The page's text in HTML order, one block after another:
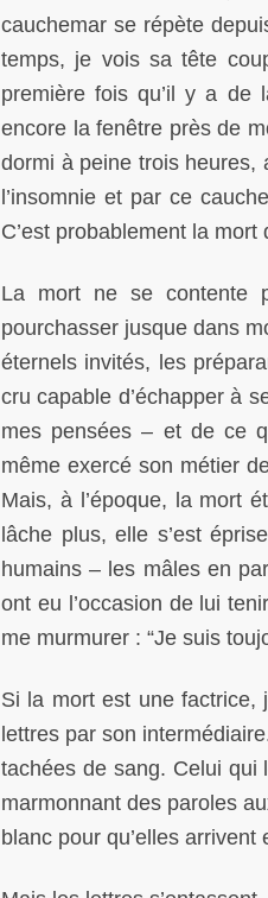
cauchemar se répète
temps, je vois sa tête
première fois qu’il y a de
encore la fenêtre près de
dormi à peine trois heures,
l’insomnie et par ce
C’est probablement la mort
La mort ne se contente
pourchasser jusque dans
éternels invités, les
cru capable d’échapper à
mes pensées – et de ce
même exercé son métier
Mais, à l’époque, la mort
lâche plus, elle s’est
humains – les mâles en
ont eu l’occasion de lui
me murmurer : “Je suis
Si la mort est une factrice,
lettres par son
tachées de sang. Celui qui
marmonnant des paroles
blanc pour qu’elles